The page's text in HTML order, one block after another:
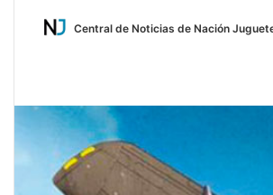
Central de Noticias de Nación